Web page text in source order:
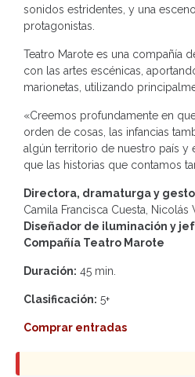
sonidos estridentes, y una
protagonistas.
Teatro Marote es una compañía
con las artes escénicas,
marionetas, utilizando
«Creemos profundamente en
orden de cosas, las infancias
algún territorio de nuestro país y
que las historias que contamos
Directora, dramaturga y
Camila Francisca Cuesta, Nicolás
Diseñador de iluminación y
Compañía Teatro Marote
Duración: 45 min.
Clasificación: 5+
Comprar entradas